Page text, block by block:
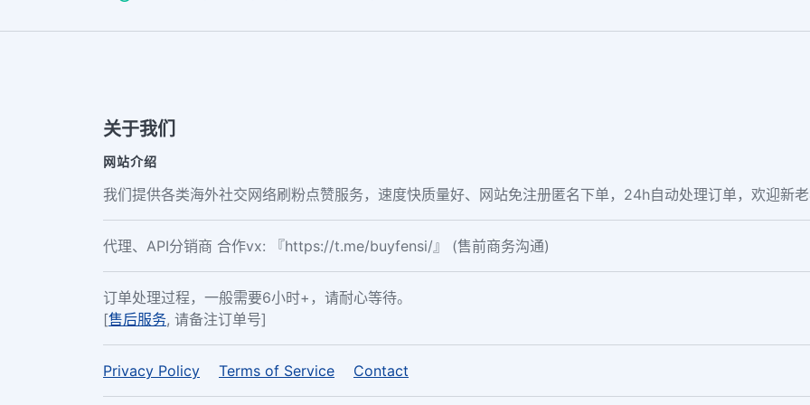
关于我们
网站介绍
我们提供各类海外社交网络刷粉点赞服务，速度快质量好、网站免注册匿名下单，24h自动处理订单，欢迎新老
代理、API分销商 合作vx: 『https://t.me/buyfensi/』 (售前商务沟通)
订单处理过程，一般需要6小时+，请耐心等待。
[售后服务, 请备注订单号]
Privacy Policy Terms of Service Contact